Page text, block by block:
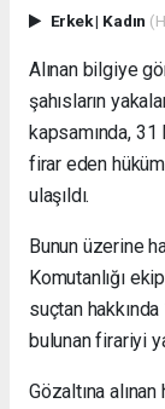
Erkek| Kadın
Alınan bilgiye
şahısların
kapsamında, 31
firar eden
ulaşıldı.
Bunun üzerine
Komutanlığı
suçtan
bulunan firariyi
Gözaltına